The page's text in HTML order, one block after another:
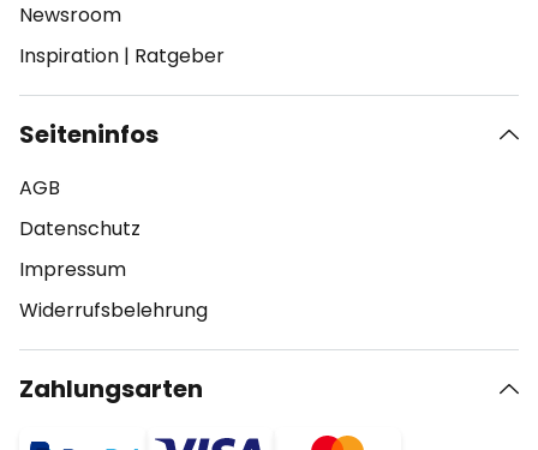
Newsroom
Inspiration | Ratgeber
Seiteninfos
AGB
Datenschutz
Impressum
Widerrufsbelehrung
Zahlungsarten